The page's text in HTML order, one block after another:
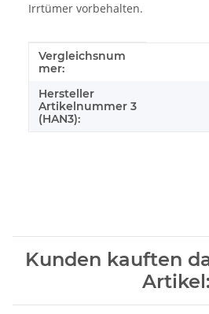
Irrtümer vorbehalten.
Produkteigenschaft
Wert
Vergleichsnum
mer:
Hersteller
Artikelnummer 3
(HAN3):
Kunden kauften
Artikel: